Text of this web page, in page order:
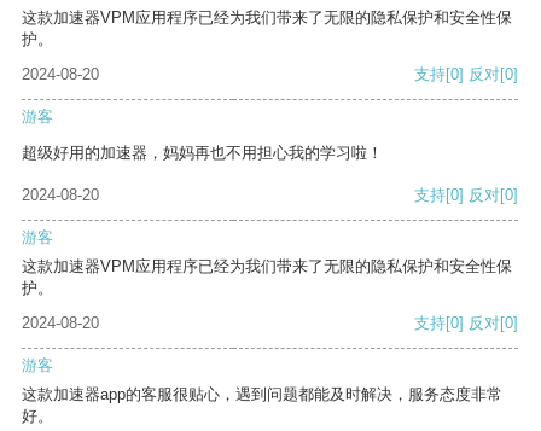
这款加速器VPM应用程序已经为我们带来了无限的隐私保护和安全性保
护。
2024-08-20
支持[0] 反对[0]
游客
超级好用的加速器，妈妈再也不用担心我的学习啦！
2024-08-20 支持[0] 反对[0]
游客
这款加速器VPM应用程序已经为我们带来了无限的隐私保护和安全性保
护。
2024-08-20
支持[0] 反对[0]
游客
这款加速器app的客服很贴心，遇到问题都能及时解决，服务态度非常
好。